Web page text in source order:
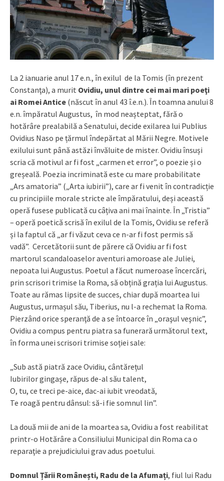
La 2 ianuarie anul 17 e.n., în exilul de la Tomis (în prezent
Constanţa), a murit Ovidiu, unul dintre cei mai mari poeţi
ai Romei Antice (născut în anul 43 î.e.n.). În toamna anului 8
e.n. împăratul Augustus, în mod neașteptat, fără o
hotărâre prealabilă a Senatului, decide exilarea lui Publius
Ovidius Naso pe țărmul îndepărtat al Mării Negre. Motivele
exilului sunt până astăzi învăluite de mister. Ovidiu însuși
scria că motivul ar fi fost „carmen et error”, o poezie și o
greșeală. Poezia incriminată este cu mare probabilitate
„Ars amatoria” („Arta iubirii”), care ar fi venit în contradicție
cu principiile morale stricte ale împăratului, deși această
operă fusese publicată cu câțiva ani mai înainte. În „Tristia”
– operă poetică scrisă în exilul de la Tomis, Ovidiu se referă
și la faptul că „ar fi văzut ceva ce n-ar fi fost permis să
vadă”. Cercetătorii sunt de părere că Ovidiu ar fi fost
martorul scandaloaselor aventuri amoroase ale Juliei,
nepoata lui Augustus. Poetul a făcut numeroase încercări,
prin scrisori trimise la Roma, să obțină grația lui Augustus.
Toate au rămas lipsite de succes, chiar după moartea lui
Augustus, urmașul său, Tiberius, nu l-a rechemat la Roma.
Pierzând orice speranţă de a se întoarce în „oraşul veşnic”,
Ovidiu a compus pentru piatra sa funerară următorul text,
în forma unei scrisori trimise soției sale:
„Sub astă piatră zace Ovidiu, cântărețul
Iubirilor gingașe, răpus de-al său talent,
O, tu, ce treci pe-aice, dac-ai iubit vreodată,
Te roagă pentru dânsul: să-i fie somnul lin”.
La două mii de ani de la moartea sa, Ovidiu a fost reabilitat
printr-o Hotărâre a Consiliului Municipal din Roma ca o
reparaţie a prejudiciului grav adus poetului.
Domnul Țării Românești, Radu de la Afumați, fiul lui Radu